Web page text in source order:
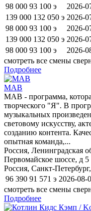
98 000 93 100 э
2026-
139 000 132 050 э 2026-
98 000 93 100 э
2026-
139 000 132 050 э 2026-
98 000 93 100 э
2026-
смотреть все смены
Подробнее
МАВ
МАВ - программа,
творческого "Я". В
музыкальных
световому искусству,
созданию контента.
опытная команда,...
Россия, Ленинградская
Первомайское шоссе, д 5
Россия, Санкт-
96 390 91 571 э 2026-08-
смотреть все смены
Подробнее